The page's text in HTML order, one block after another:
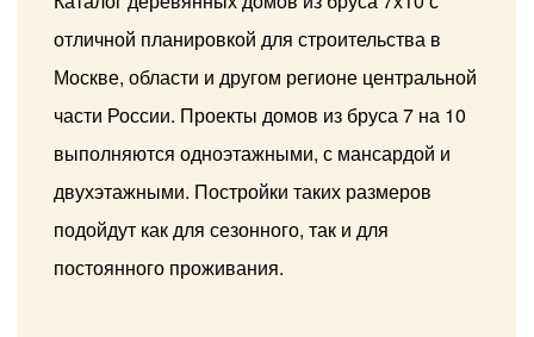
отличной планировкой для строительства в
Москве, области и другом регионе центральной
части России. Проекты домов из бруса 7 на 10
выполняются одноэтажными, с мансардой и
двухэтажными. Постройки таких размеров
подойдут как для сезонного, так и для
постоянного проживания.